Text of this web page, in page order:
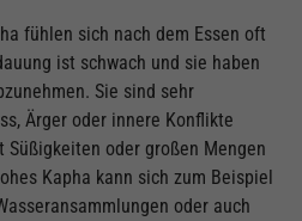
fühlen sich nach dem Essen oft
ist schwach und sie haben
Sie sind sehr
Ärger oder innere Konflikte
oder großen Mengen
Kapha kann sich zum Beispiel
oder auch